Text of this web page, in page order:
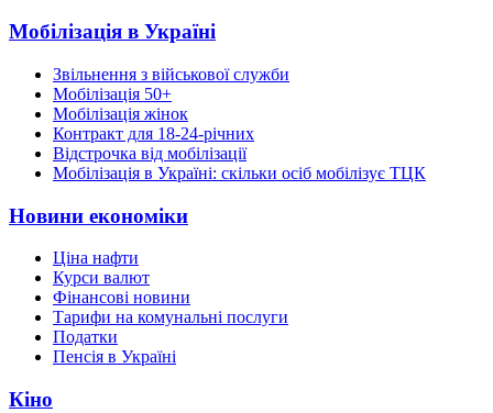
Мобілізація в Україні
Звільнення з військової служби
Мобілізація 50+
Мобілізація жінок
Контракт для 18-24-річних
Відстрочка від мобілізації
Мобілізація в Україні: скільки осіб мобілізує ТЦК
Новини економіки
Ціна нафти
Курси валют
Фінансові новини
Тарифи на комунальні послуги
Податки
Пенсія в Україні
Кіно